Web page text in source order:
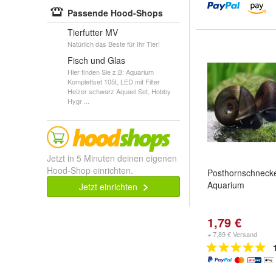
Passende Hood-Shops
Tierfutter MV
Natürlich das Beste für Ihr Tier!
Fisch und Glas
Hier finden Sie z.B: Aquarium
Komplettset 105L LED mit Filter
Heizer schwarz Aquael Set, Hobby
Hygr ...
Jetzt in 5 Minuten deinen eigenen
Hood-Shop einrichten.
Jetzt einrichten
Aquarium
1,79 €
+ 7,89 € Versand
1